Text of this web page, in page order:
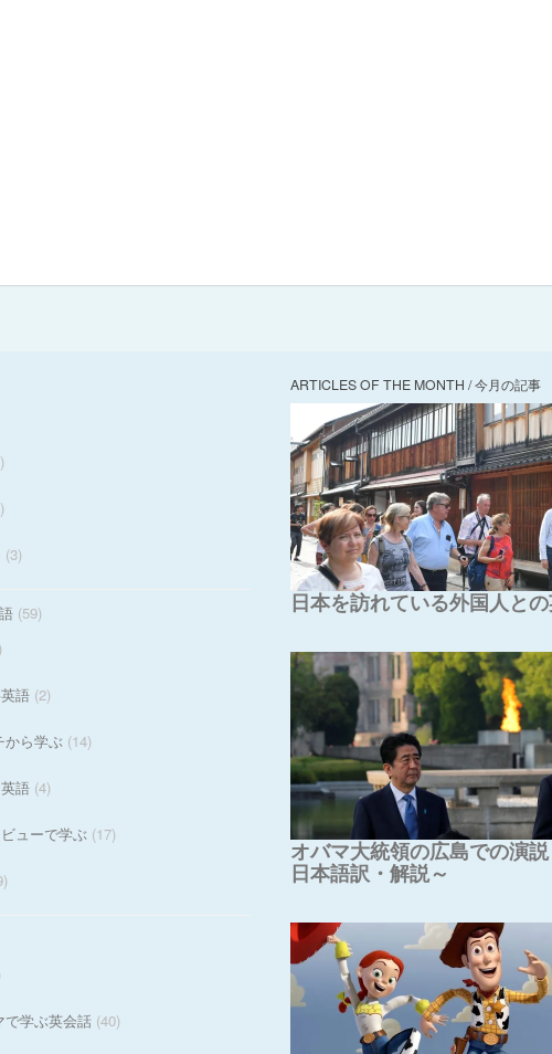
(3)
(59)
語 (2)
から学ぶ (14)
語 (4)
ューで学ぶ (17)
で学ぶ英会話 (40)
ARTICLES OF THE MONTH / 今月の記事
日本を訪れている外国人と
オバマ大統領の広島での演
日本語訳・解説～